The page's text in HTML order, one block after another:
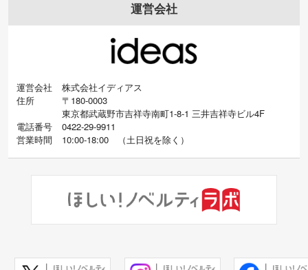
運営会社
運営会社
株式会社イディアス
住所
〒180-0003
東京都武蔵野市吉祥寺南町1-8-1 三井吉祥寺ビル4F
電話番号
0422-29-9911
営業時間
10:00-18:00 （土日祝を除く）